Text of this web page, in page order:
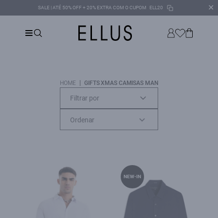
SALE | ATÉ 50% OFF + 20% EXTRA COM O CUPOM ELL20 ✕
HOME | GIFTS XMAS CAMISAS MAN
Filtrar por
NEW-IN